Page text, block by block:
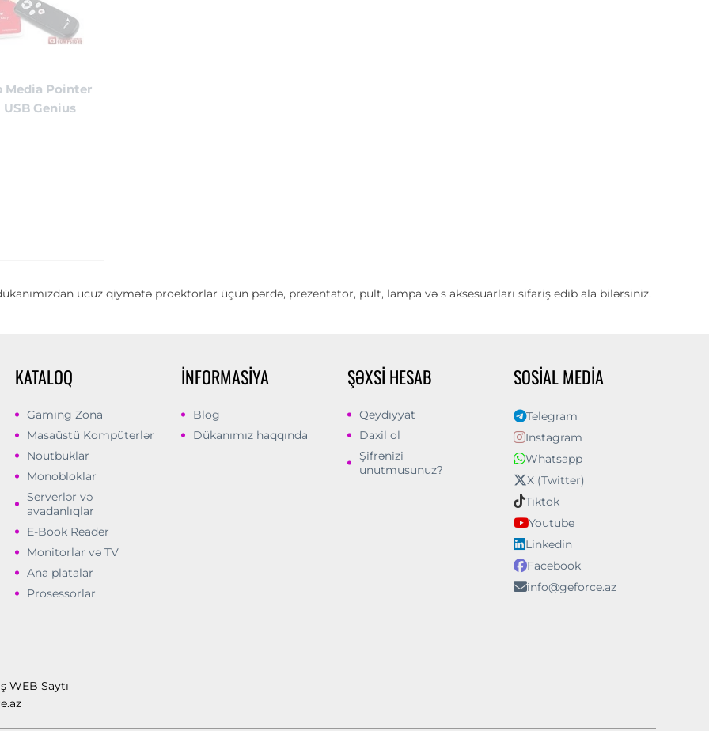
Media Pointer
USB Genius
ucuz qiymətə proektorlar üçün pərdə, prezentator, pult, lampa və s aksesuarları sifariş edib ala bilərsiniz.
KATALOQ
Gaming Zona
Masaüstü Kompüterlər
Noutbuklar
Monobloklar
Serverlər və
avadanlıqlar
E-Book Reader
Monitorlar və TV
Ana platalar
Prosessorlar
İNFORMASIYA
Blog
Dükanımız haqqında
ŞƏXSI HESAB
Qeydiyyat
Daxil ol
Şifrənizi
unutmusunuz?
SOSIAL MEDIA
Telegram
Instagram
Whatsapp
X (Twitter)
Tiktok
Youtube
Linkedin
Facebook
info@geforce.az
WEB Saytı